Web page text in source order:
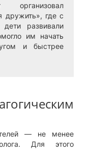
организовал
дружить», где с
развивали
им начать
и быстрее
— не менее
Для этого